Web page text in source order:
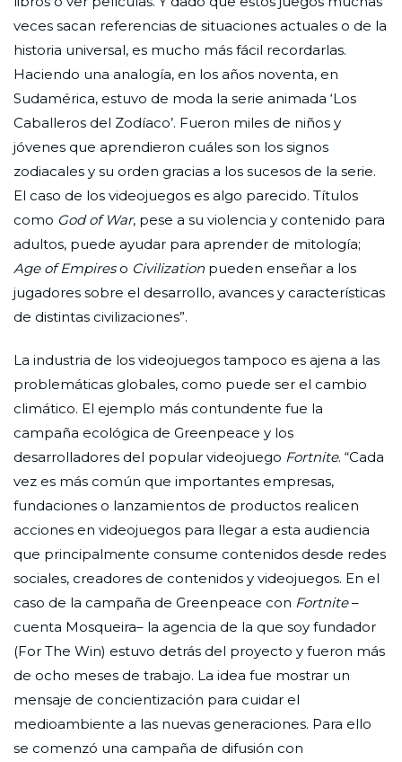
veces sacan referencias de situaciones actuales o de la
historia universal, es mucho más fácil recordarlas.
Haciendo una analogía, en los años noventa, en
Sudamérica, estuvo de moda la serie animada ‘Los
Caballeros del Zodíaco’. Fueron miles de niños y
jóvenes que aprendieron cuáles son los signos
zodiacales y su orden gracias a los sucesos de la serie.
El caso de los videojuegos es algo parecido. Títulos
como God of War, pese a su violencia y contenido para
adultos, puede ayudar para aprender de mitología;
Age of Empireso Civilization pueden enseñar a los
jugadores sobre el desarrollo, avances y características
de distintas civilizaciones”.
La industria de los videojuegos tampoco es ajena a las
problemáticas globales, como puede ser el cambio
climático. El ejemplo más contundente fue la
campaña ecológica de Greenpeace y los
desarrolladores del popular videojuego Fortnite. “Cada
vez es más común que importantes empresas,
fundaciones o lanzamientos de productos realicen
acciones en videojuegos para llegar a esta audiencia
que principalmente consume contenidos desde redes
sociales, creadores de contenidos y videojuegos. En el
caso de la campaña de Greenpeace con Fortnite–
cuenta Mosqueira– la agencia de la que soy fundador
(For The Win) estuvo detrás del proyecto y fueron más
de ocho meses de trabajo. La idea fue mostrar un
mensaje de concientización para cuidar el
medioambiente a las nuevas generaciones. Para ello
se comenzó una campaña de difusión con